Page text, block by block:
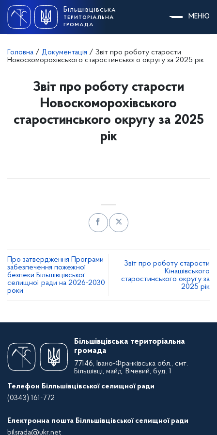
content
Більшівцівська
територіальна
громада
МЕНЮ
Головна / Документація / Звіт про роботу старости
Новоскоморохівського старостинського округу за 2025 рік
Звіт про роботу старости
Новоскоморохівського
старостинського округу за 2025
рік
Про затвердження Програми
забезпечення пожежної
безпеки Більшівцівської
селищної ради на 2026-2030
роки
Звіт про роботу старости
Кінашівського
старостинського округу за
2025 рік
Більшівцівська територіальна
громада
77146, Івано-Франківська обл., смт.
Більшівці, майд. Вічевий, буд. 1
Телефон Білльшівцівської селищної ради
(0343) 161-772
Електронна пошта Білльшівцівської селищної ради
bilsrada@ukr.net